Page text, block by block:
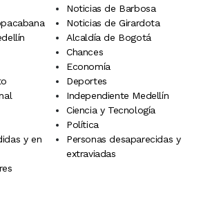
Noticias de Barbosa
Noticias de Girardota
Alcaldía de Bogotá
Chances
Economía
Deportes
Independiente Medellín
Ciencia y Tecnología
Política
y en
Personas desaparecidas y
extraviadas